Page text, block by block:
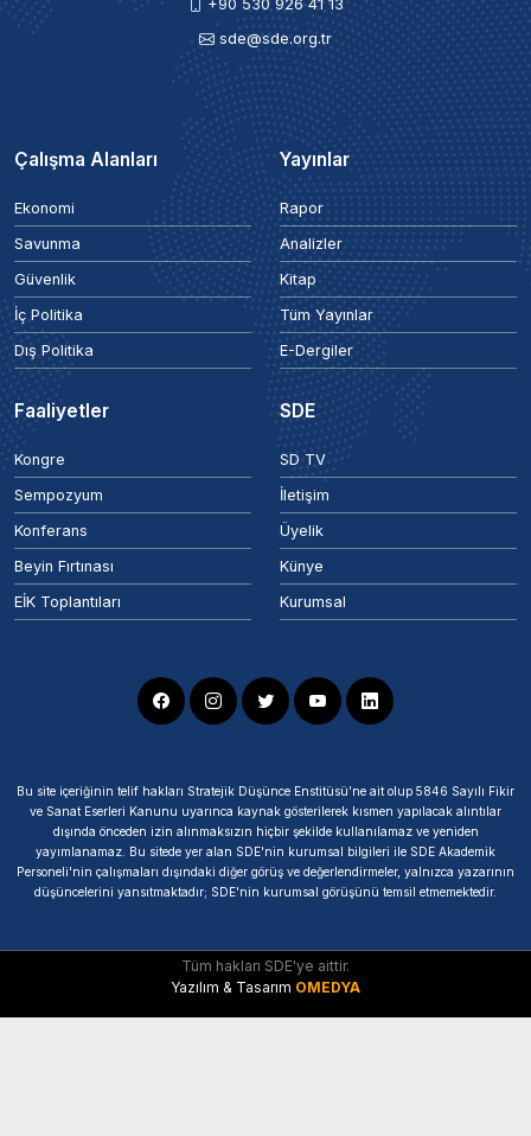
+90 530 926 41 13
sde@sde.org.tr
Çalışma Alanları
Ekonomi
Savunma
Güvenlik
İç Politika
Dış Politika
Yayınlar
Rapor
Analizler
Kitap
Tüm Yayınlar
E-Dergiler
Faaliyetler
Kongre
Sempozyum
Konferans
Beyin Fırtınası
EİK Toplantıları
SDE
SD TV
İletişim
Üyelik
Künye
Kurumsal
Bu site içeriğinin telif hakları Stratejik Düşünce Enstitüsü’ne ait olup 5846 Sayılı Fikir
ve Sanat Eserleri Kanunu uyarınca kaynak gösterilerek kısmen yapılacak alıntılar
dışında önceden izin alınmaksızın hiçbir şekilde kullanılamaz ve yeniden
yayımlanamaz. Bu sitede yer alan SDE'nin kurumsal bilgileri ile SDE Akademik
Personeli'nin çalışmaları dışındaki diğer görüş ve değerlendirmeler, yalnızca yazarının
düşüncelerini yansıtmaktadır; SDE'nin kurumsal görüşünü temsil etmemektedir.
Tüm hakları SDE'ye aittir.
Yazılım & Tasarım OMEDYA